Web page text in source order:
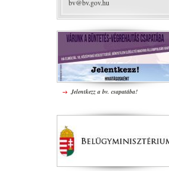
bv@bv.gov.hu
Jelentkezz a bv. csapatába!